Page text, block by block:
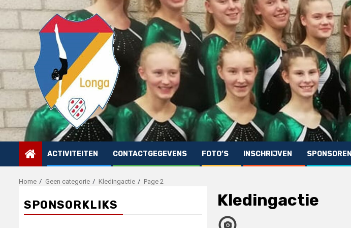
Skip
content
ACTIVITEITEN CONTACTGEGEVENS FOTO’S INSCHRIJVEN SPONSOREN
Home Geen categorie Kledingactie Page 2
Kledingactie
SPONSORKLIKS